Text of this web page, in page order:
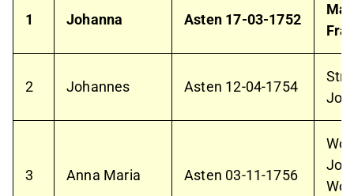
1 Johanna Asten 17-03-1752
2 Johannes Asten 12-04-1754
3 Anna Maria Asten 03-11-1756